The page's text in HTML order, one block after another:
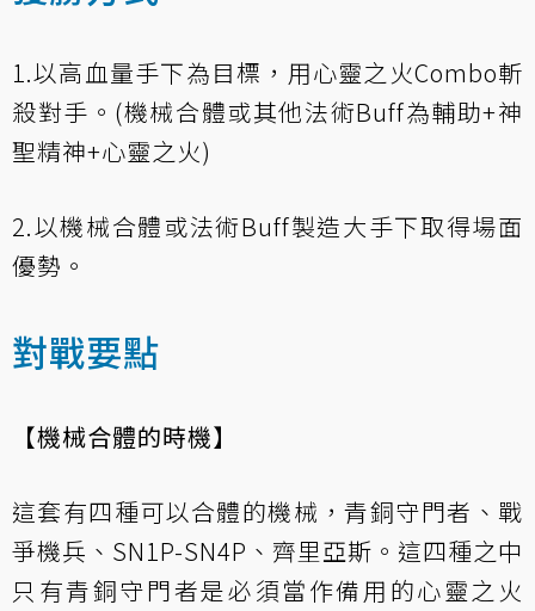
1.以高血量手下為目標，用心靈之火Combo斬
殺對手。(機械合體或其他法術Buff為輔助+神
聖精神+心靈之火)
2.以機械合體或法術Buff製造大手下取得場面
優勢。
對戰要點
【機械合體的時機】
這套有四種可以合體的機械，青銅守門者、戰
爭機兵、SN1P-SN4P、齊里亞斯。這四種之中
只有青銅守門者是必須當作備用的心靈之火